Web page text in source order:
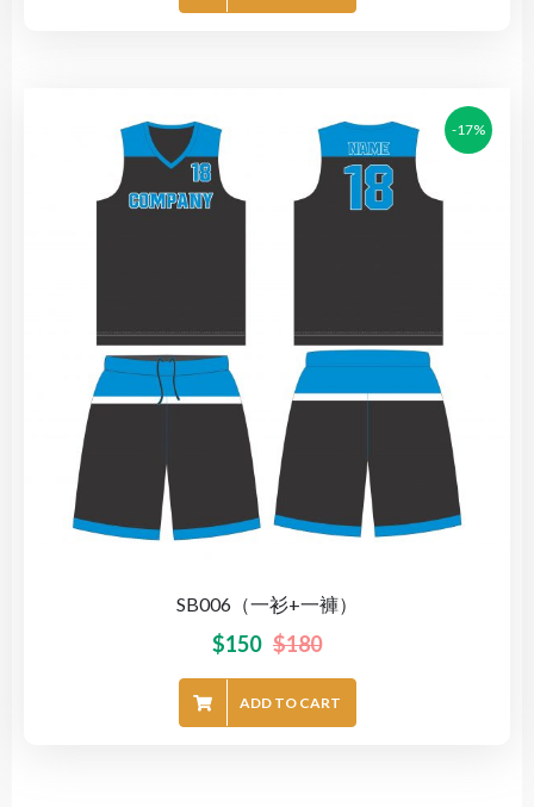
-17%
SB006（一衫+一褲）
$180
$150
ADD TO CART